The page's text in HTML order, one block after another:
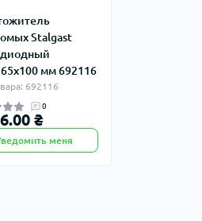
Stalgast
мм 692116
692116
0
₴
меня